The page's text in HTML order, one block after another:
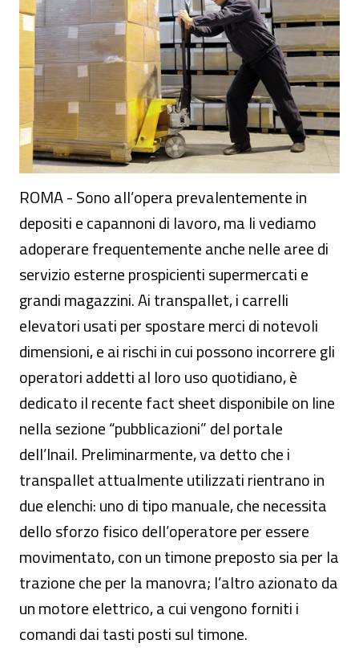
ROMA - Sono all’opera prevalentemente in
depositi e capannoni di lavoro, ma li vediamo
adoperare frequentemente anche nelle aree di
servizio esterne prospicienti supermercati e
grandi magazzini. Ai transpallet, i carrelli
elevatori usati per spostare merci di notevoli
dimensioni, e ai rischi in cui possono incorrere gli
operatori addetti al loro uso quotidiano, è
dedicato il recente fact sheet disponibile on line
nella sezione “pubblicazioni” del portale
dell’Inail. Preliminarmente, va detto che i
transpallet attualmente utilizzati rientrano in
due elenchi: uno di tipo manuale, che necessita
dello sforzo fisico dell’operatore per essere
movimentato, con un timone preposto sia per la
trazione che per la manovra; l’altro azionato da
un motore elettrico, a cui vengono forniti i
comandi dai tasti posti sul timone.